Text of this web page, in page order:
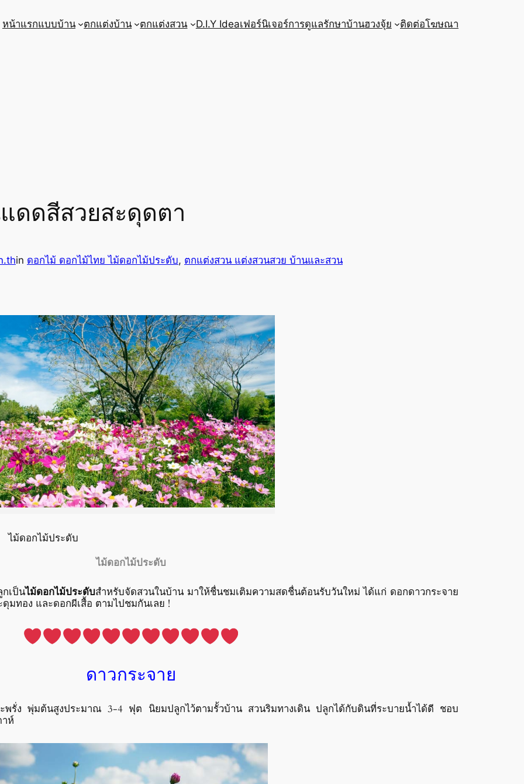
หน้าแรกแบบบ้าน ตกแต่งบ้าน ตกแต่งสวน D.I.Y Ideaเฟอร์นิเจอร์การดูแลรักษาบ้านฮวงจุ้ย ติดต่อโฆษณา
ดดสีสวยสะดุดตา
in ดอกไม้ ดอกไม้ไทย ไม้ดอกไม้ประดับ, ตกแต่งสวน แต่งสวนสวย บ้านและสวน
ไม้ดอกไม้ประดับ
ไม้ดอกไม้ประดับ
เป็นไม้ดอกไม้ประดับสำหรับจัดสวนในบ้าน มาให้ชื่นชมเติมความสดชื่นต้อนรับวันใหม่ ได้แก่ ดอกดาวกระจาย
มทอง และดอกผีเสื้อ ตามไปชมกันเลย !
ดาวกระจาย
ะพรั่ง พุ่มต้นสูงประมาณ 3-4 ฟุต นิยมปลูกไว้ตามรั้วบ้าน สวนริมทางเดิน ปลูกได้กับดินที่ระบายน้ำได้ดี ชอบ
ห์